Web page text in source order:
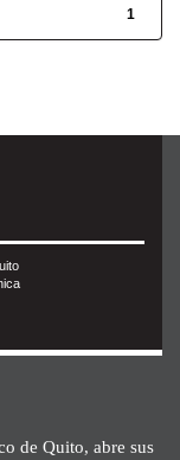
1
de Quito, abre sus